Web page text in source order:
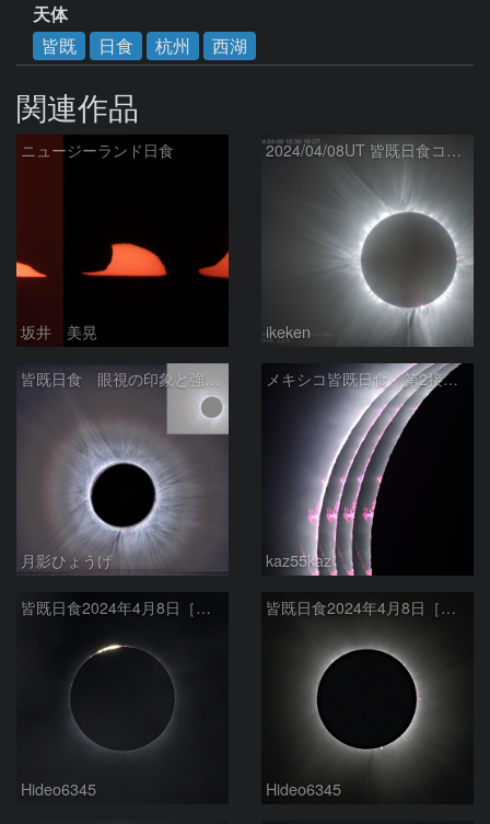
天体
皆既
日食 杭州 西湖
関連作品
ニュージーランド日食
坂井 美晃
2024/04/08UT 皆既日食コロナ(HDR, R-USM)
ikeken
皆既日食 眼視の印象と強調 2024/04/09
月影ひょうげ
メキシコ皆既日食 第2接触時
kaz55kaz
皆既日食2024年4月8日［第２接触時のダイヤモンドリング］
Hideo6345
皆既日食2024年4月8日［内部コロナとプロミネンス］
Hideo6345